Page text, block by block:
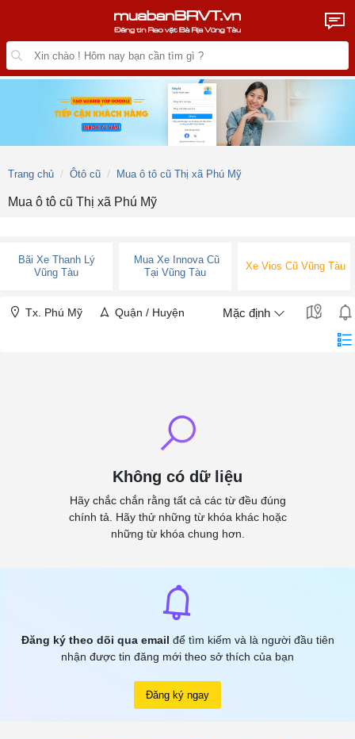
Trang chủ Ôtô cũ Mua ô tô cũ Thị xã Phú Mỹ
Mua ô tô cũ Thị xã Phú Mỹ
Bãi Xe Thanh Lý
Vũng Tàu
Mua Xe Innova Cũ
Tại Vũng Tàu
Xe Vios Cũ Vũng Tàu
Tx. Phú Mỹ Quận / Huyện Mặc định
Không có dữ liệu
Hãy chắc chắn rằng tất cả các từ đều đúng
chính tả. Hãy thử những từ khóa khác hoặc
những từ khóa chung hơn.
Đăng ký theo dõi qua email để tìm kiếm và là người đầu tiên
nhận được tin đăng mới theo sở thích của bạn
Đăng ký ngay